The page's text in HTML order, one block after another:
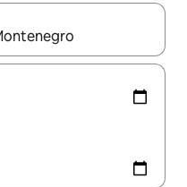
ಡೌನ್ ಬಾಣದ ಕೀಲಿಗಳೊಂದಿಗೆ